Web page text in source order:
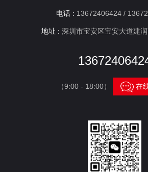
电话 : 13672406424 /
地址 : 深圳市宝安区宝安大道建
（9:00 - 18:00） 在